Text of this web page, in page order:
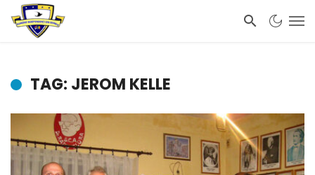
TAG: JEROM KELLE